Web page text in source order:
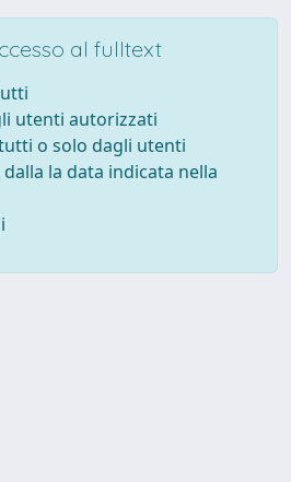
al fulltext
utenti autorizzati
o solo dagli utenti
la data indicata nella